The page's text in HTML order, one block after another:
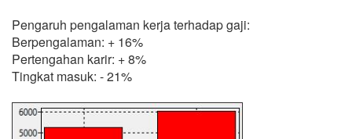
Pengaruh pengalaman kerja terhadap gaji:
Berpengalaman: + 16%
Pertengahan karir: + 8%
Tingkat masuk: - 21%